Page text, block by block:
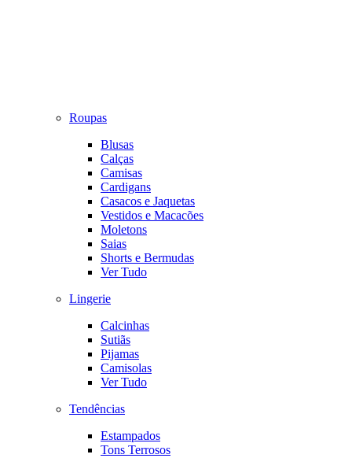
Roupas
Blusas
Calças
Camisas
Cardigans
Casacos e Jaquetas
Vestidos e Macacões
Moletons
Saias
Shorts e Bermudas
Ver Tudo
Lingerie
Calcinhas
Sutiãs
Pijamas
Camisolas
Ver Tudo
Tendências
Estampados
Tons Terrosos